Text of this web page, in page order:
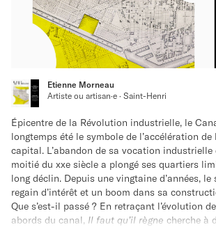
dossier court, simple et efficace!
Pour plus d'informations, consultez le lien
https://www.facebook.com/events/
Etienne Morneau
Artiste ou artisan·e · Saint-Henri
Épicentre de la Révolution industrielle, le
longtemps été le symbole de l’accélération
capital. L’abandon de sa vocation
moitié du xxe siècle a plongé ses quartiers
long déclin. Depuis une vingtaine d’années,
regain d’intérêt et un boom dans sa
Que s’est-il passé ? En retraçant l’évolution
abords du canal, Il faut qu’il règne cherche à